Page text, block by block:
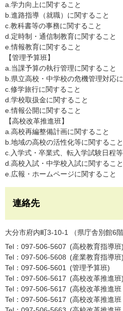
a.学力向上に関すること
b.進路指導（就職）に関すること
c.教科書等の事務に関すること
d.定時制・通信制教育に関すること
e.情報教育に関すること
【管理予算班】
a.当課予算の執行管理に関すること
b.県立高校・中学校の危機管理対応
c.修学旅行に関すること
d.学校取扱金に関すること
e.情報公開に関すること
【高校改革推進班】
a.高校再編整備計画に関すること
b.地域の高校の活性化等に関するこ
c.入学式・卒業式、転入学試験日程
d.高校入試・中学校入試に関すること
e.広報・ホームページに関すること
連絡先
大分市府内町3-10-1 （県庁舎別館6階
Tel：097-506-5607
高校教育指導班
Tel：097-506-5608
産業教育指導班
Tel：097-506-5601
管理予算班
Tel：097-506-5617
高校改革推進班
Tel：097-506-5617
高校改革推進班
Tel：097-506-5617
高校改革推進班